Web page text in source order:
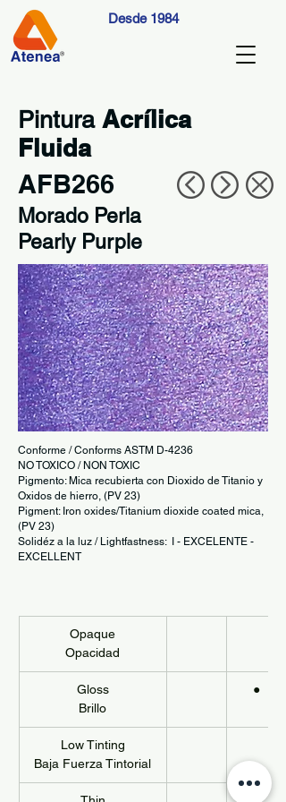
Desde 1984
Pintura Acrílica
Fluida
Morado Perla
Pearly Purple
AFB266
Conforme / Conforms ASTM D-4236
NO TOXICO / NON TOXIC
Pigmento: Mica recubierta con Dioxido de Titanio y
Oxidos de hierro, (PV 23)
Pigment: Iron oxides/Titanium dioxide coated mica,
(PV 23)
Solidéz a la luz / Lightfastness: I - EXCELENTE -
EXCELLENT
Opaque
Opacidad
Gloss
Brillo
●
Low Tinting
Baja Fuerza Tintorial